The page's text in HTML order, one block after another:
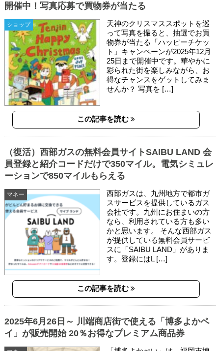
ショップ
開催中！写真応募で買物券が当たる
天神のクリスマススポットを巡
って写真を撮ると、抽選でお買
物券が当たる「ハッピーチケッ
ト」キャンペーンが2025年12月
25日まで開催中です。華やかに
彩られた街を楽しみながら、お
得なチャンスをゲットしてみま
せんか？ 写真を […]
この記事を読む
マネー
（復活）西部ガスの無料会員サイトSAIBU LAND 会
員登録と紹介コードだけで350マイル。電気シミュレ
ーションで850マイルもらえる
西部ガスは、九州地方で都市ガ
スサービスを提供しているガス
会社です。九州にお住まいの方
なら、利用されている方も多い
かと思います。 そんな西部ガス
が提供している無料会員サービ
スに「SAIBU LAND」がありま
す。登録にはL […]
この記事を読む
2025年6月26日～ 川端商店街で使える「博多よかペ
イ」が販売開始 20％お得なプレミアム商品券